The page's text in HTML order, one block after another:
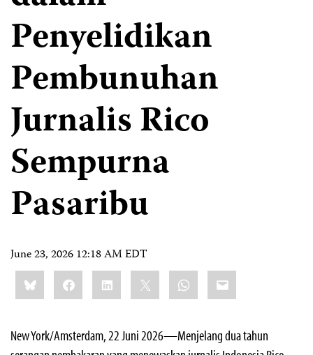
Penyelidikan
Pembunuhan
Jurnalis Rico
Sempurna
Pasaribu
June 23, 2026 12:18 AM EDT
Share
this:BlueskyFacebookLinkedIn WhatsApp
Email
New York/Amsterdam, 22 Juni 2026—Menjelang dua tahun